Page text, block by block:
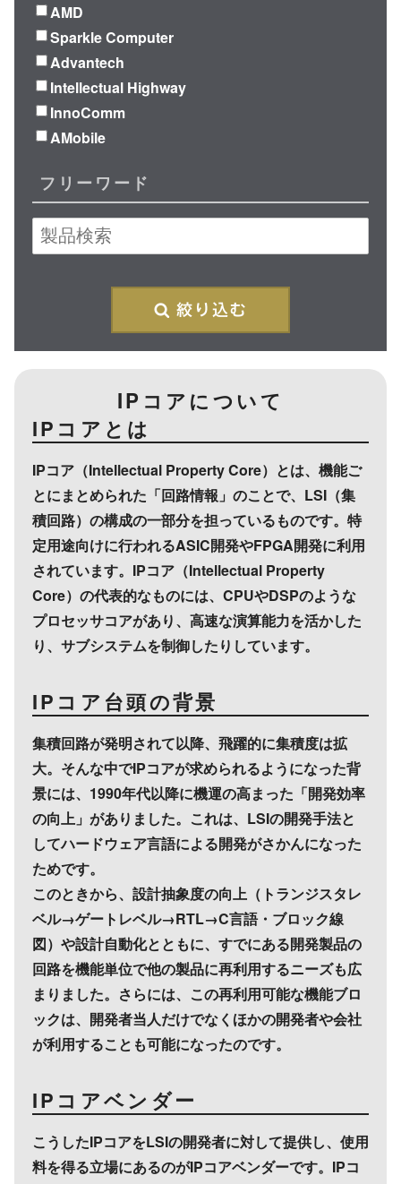
AMD
Sparkle Computer
Advantech
Intellectual Highway
InnoComm
AMobile
フリーワード
IPコアについて
IPコアとは
IPコア（Intellectual Property Core）とは、機能ご
とにまとめられた「回路情報」のことで、LSI（集
積回路）の構成の一部分を担っているものです。特
定用途向けに行われるASIC開発やFPGA開発に利用
されています。IPコア（Intellectual Property
Core）の代表的なものには、CPUやDSPのような
プロセッサコアがあり、高速な演算能力を活かした
り、サブシステムを制御したりしています。
IPコア台頭の背景
集積回路が発明されて以降、飛躍的に集積度は拡
大。そんな中でIPコアが求められるようになった背
景には、1990年代以降に機運の高まった「開発効率
の向上」がありました。これは、LSIの開発手法と
してハードウェア言語による開発がさかんになった
ためです。
このときから、設計抽象度の向上（トランジスタレ
ベル→ゲートレベル→RTL→C言語・ブロック線
図）や設計自動化とともに、すでにある開発製品の
回路を機能単位で他の製品に再利用するニーズも広
まりました。さらには、この再利用可能な機能ブロ
ックは、開発者当人だけでなくほかの開発者や会社
が利用することも可能になったのです。
IPコアベンダー
こうしたIPコアをLSIの開発者に対して提供し、使用
料を得る立場にあるのがIPコアベンダーです。IPコ